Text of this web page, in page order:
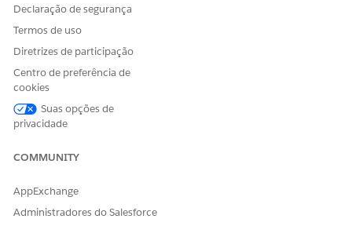
Aumente a produtividade das suas equipes de vendas
fornecendo as ferramentas obrigatórias para planejar e
executar, com eficiência, as visitas de casos cirúrgicos e as
contagens de ciclos. Dê às suas equipes percepções
valiosas sobre o inventário de campo e a receita afetada,
em visitas.
ESTE ARTIGO RESOLVEU SEU PROBLEMA?
Diga-nos para podermos melhorar!
Declaração de segurança
Termos de uso
Diretrizes de participação
Centro de preferência de
cookies
Suas opções de
privacidade
COMMUNITY
AppExchange
Administradores do Salesforce